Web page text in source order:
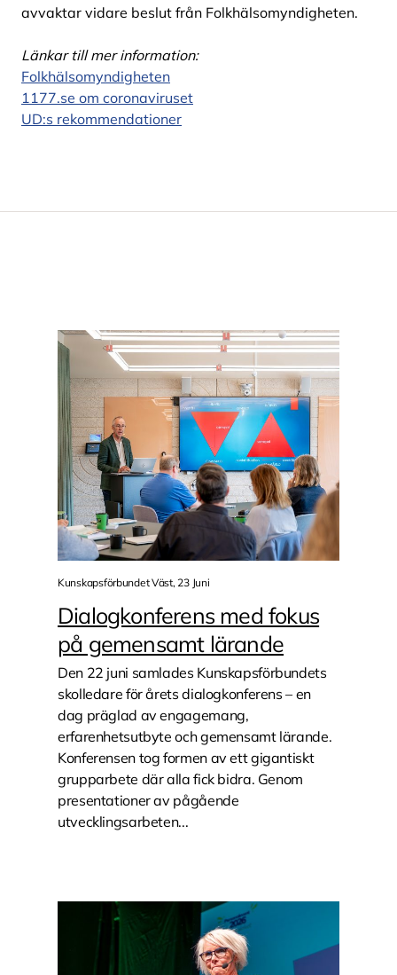
avvaktar vidare beslut från Folkhälsomyndigheten.
Länkar till mer information:
Folkhälsomyndigheten
1177.se om coronaviruset
UD:s rekommendationer
Kunskapsförbundet Väst, 23 Juni
Dialogkonferens med fokus
på gemensamt lärande
Den 22 juni samlades Kunskapsförbundets
skolledare för årets dialogkonferens – en
dag präglad av engagemang,
erfarenhetsutbyte och gemensamt lärande.
Konferensen tog formen av ett gigantiskt
grupparbete där alla fick bidra. Genom
presentationer av pågående
utvecklingsarbeten...